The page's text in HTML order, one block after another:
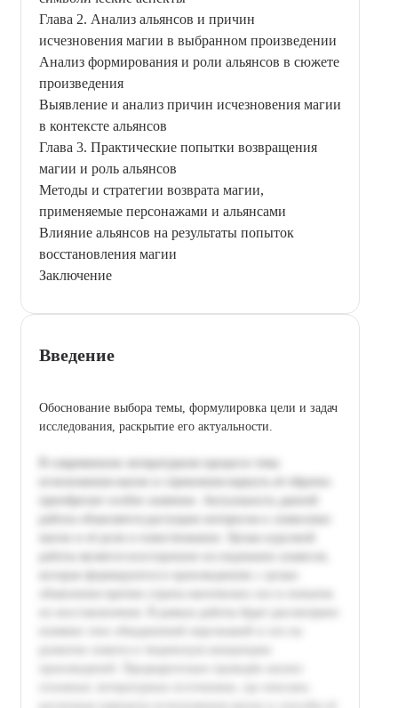
Глава 2. Анализ альянсов и причин
исчезновения магии в выбранном произведении
Анализ формирования и роли альянсов в сюжете
произведения
Выявление и анализ причин исчезновения магии
в контексте альянсов
Глава 3. Практические попытки возвращения
магии и роль альянсов
Методы и стратегии возврата магии,
применяемые персонажами и альянсами
Влияние альянсов на результаты попыток
восстановления магии
Заключение
Введение
Обоснование выбора темы, формулировка цели и задач
исследования, раскрытие его актуальности.